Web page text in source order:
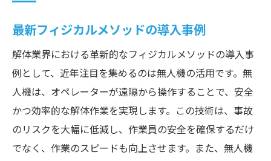
響
解体工事プロセスの効率化とその結果
フィジカルメソッドが導く安全基準の進化
業界のサステナビリティに貢献する技術
フィジカルアプローチが変える業界の未来
最新フィジカルメソッドの導入事例
解体業界における革新的なフィジカルメソッドの導入事
例として、近年注目を集めるのは無人機の活用です。無
人機は、オペレーターが遠隔から操作することで、安全
かつ効率的な解体作業を実現します。この技術は、事故
のリスクを大幅に低減し、作業員の安全を確保するだけ
でなく、作業のスピードも向上させます。また、無人機